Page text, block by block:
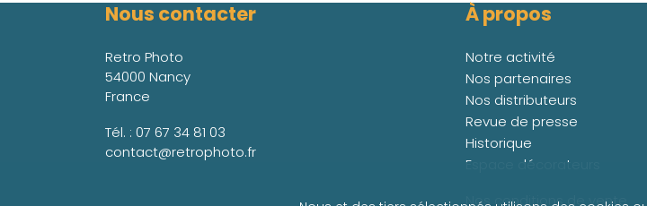
Nous contacter
Retro Photo
54000 Nancy
France
Tél. : 07 67 34 81 03
contact@retrophoto.fr
À propos
Notre activité
Nos partenaires
Nos distributeurs
Revue de presse
Historique
Espace décorateurs
Nos conditions de vente